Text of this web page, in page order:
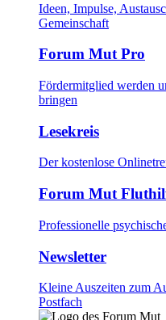
Ideen, Impulse,
Gemeinschaft
Forum Mut Pro
Fördermitglied werden
bringen
Lesekreis
Der kostenlose
Forum Mut
Professionelle
Newsletter
Kleine Auszeiten zum
Postfach